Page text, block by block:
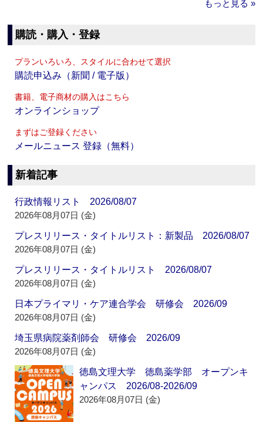
もっと見る »
購読・購入・登録
プランいろいろ、スタイルに合わせて選択
購読申込み（新聞 / 電子版）
書籍、電子商材の購入はこちら
オンラインショップ
まずはご登録ください
メールニュース 登録（無料）
新着記事
行政情報リスト 2026/08/07
2026年08月07日 (金)
プレスリリース・タイトルリスト：新製品 2026/08/07
2026年08月07日 (金)
プレスリリース・タイトルリスト 2026/08/07
2026年08月07日 (金)
日本プライマリ・ケア連合学会 研修会 2026/09
2026年08月07日 (金)
埼玉県病院薬剤師会 研修会 2026/09
2026年08月07日 (金)
徳島文理大学 徳島薬学部 オープンキ
ャンパス 2026/08-2026/09
2026年08月07日 (金)